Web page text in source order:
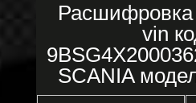
vin
SCANIA